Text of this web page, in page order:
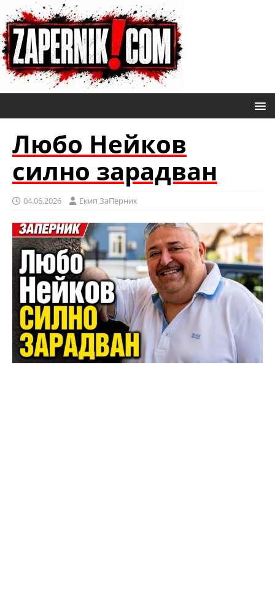
Любо Нейков
силно зарадван
04.06.2026 Eкип ЗаПерник